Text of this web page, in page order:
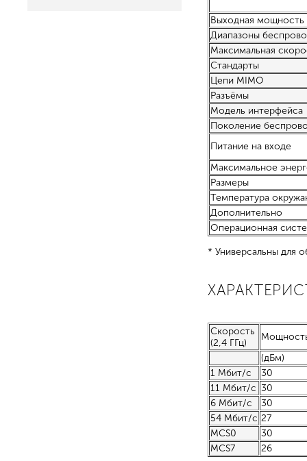
Выходная мощность
Диапазоны
Максимальная
Стандарты
Цепи MIMO
Разъёмы
Модель интерфейса
Поколение
Питание на входе
Максимальное
Размеры
Температура
Дополнительно
Операционная
* Универсальны для
Скорость
(2,4 ГГц)
(дБм)
1 Мбит/с
30
11 Мбит/с 30
6 Мбит/с
30
54 Мбит/с 27
MCS0
30
MCS7
26